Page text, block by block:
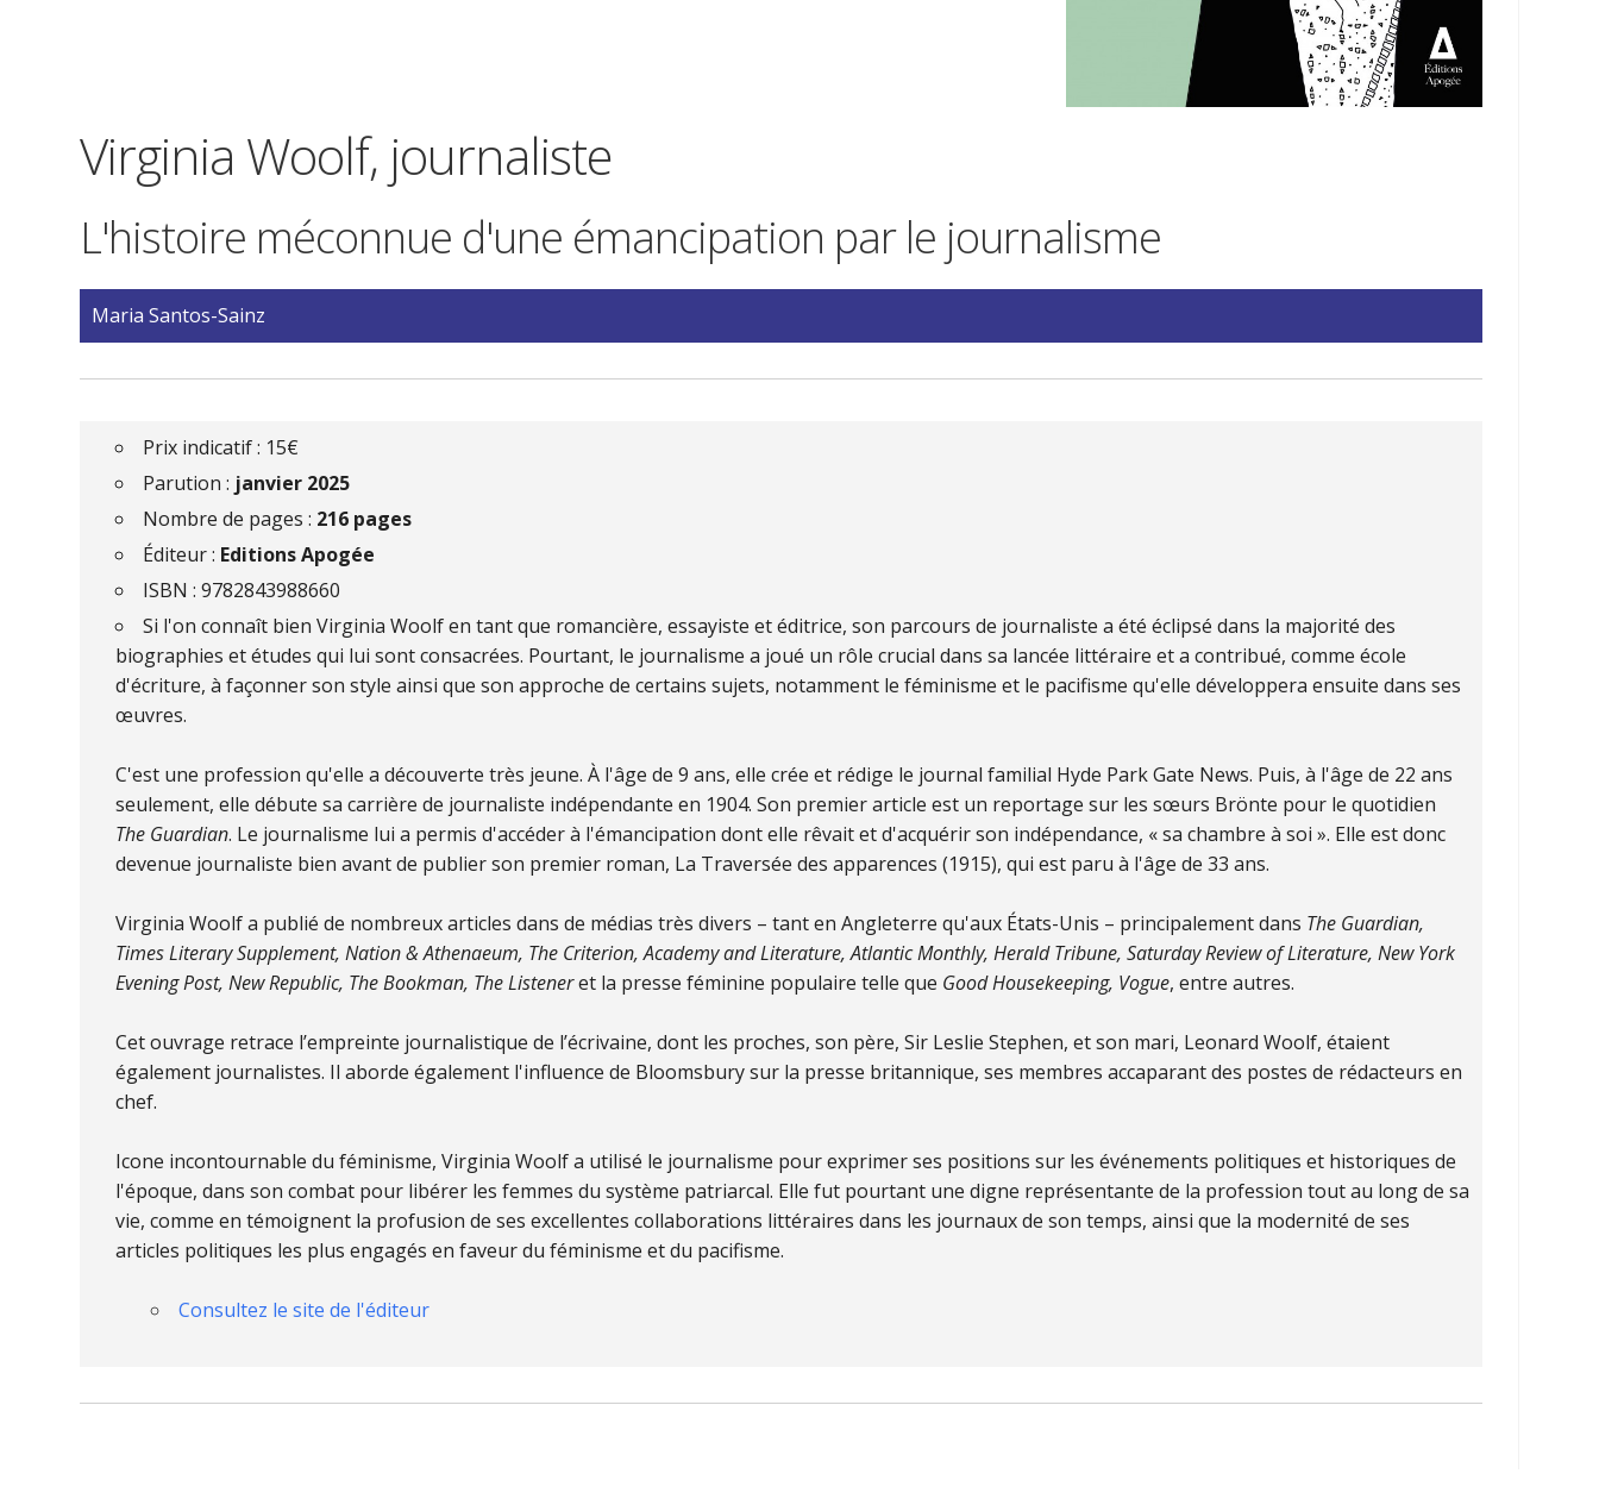
Virginia Woolf, journaliste
L'histoire méconnue d'une émancipation par le journalisme
Maria Santos-Sainz
Prix indicatif : 15€
Parution : janvier 2025
Nombre de pages : 216 pages
Éditeur : Editions Apogée
ISBN : 9782843988660
Si l'on connaît bien Virginia Woolf en tant que romancière, essayiste et éditrice, son parcours de journaliste a été éclipsé dans la majorité des
biographies et études qui lui sont consacrées. Pourtant, le journalisme a joué un rôle crucial dans sa lancée littéraire et a contribué, comme école
d'écriture, à façonner son style ainsi que son approche de certains sujets, notamment le féminisme et le pacifisme qu'elle développera ensuite dans ses
œuvres.
C'est une profession qu'elle a découverte très jeune. À l'âge de 9 ans, elle crée et rédige le journal familial Hyde Park Gate News. Puis, à l'âge de 22 ans
seulement, elle débute sa carrière de journaliste indépendante en 1904. Son premier article est un reportage sur les sœurs Brönte pour le quotidien
The Guardian. Le journalisme lui a permis d'accéder à l'émancipation dont elle rêvait et d'acquérir son indépendance, « sa chambre à soi ». Elle est donc
devenue journaliste bien avant de publier son premier roman, La Traversée des apparences (1915), qui est paru à l'âge de 33 ans.
Virginia Woolf a publié de nombreux articles dans de médias très divers – tant en Angleterre qu'aux États-Unis – principalement dans The Guardian,
Times Literary Supplement, Nation & Athenaeum, The Criterion, Academy and Literature, Atlantic Monthly, Herald Tribune, Saturday Review of Literature, New York
Evening Post, New Republic, The Bookman, The Listeneret la presse féminine populaire telle que Good Housekeeping, Vogue, entre autres.
Cet ouvrage retrace l’empreinte journalistique de l’écrivaine, dont les proches, son père, Sir Leslie Stephen, et son mari, Leonard Woolf, étaient
également journalistes. Il aborde également l'influence de Bloomsbury sur la presse britannique, ses membres accaparant des postes de rédacteurs en
chef.
Icone incontournable du féminisme, Virginia Woolf a utilisé le journalisme pour exprimer ses positions sur les événements politiques et historiques de
l'époque, dans son combat pour libérer les femmes du système patriarcal. Elle fut pourtant une digne représentante de la profession tout au long de sa
vie, comme en témoignent la profusion de ses excellentes collaborations littéraires dans les journaux de son temps, ainsi que la modernité de ses
articles politiques les plus engagés en faveur du féminisme et du pacifisme.
Consultez le site de l'éditeur